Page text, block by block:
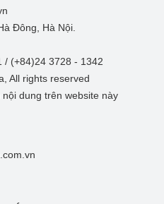
Đông, Hà Nội.
/ (+84)24 3728 - 1342
All rights reserved
dung trên website này